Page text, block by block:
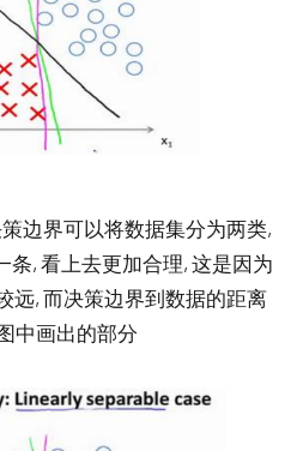
边界可以将数据集分为两类,
条, 看上去更加合理, 这是因为
远, 而决策边界到数据的距离
中画出的部分